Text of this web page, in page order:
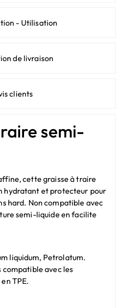
- Utilisation
de livraison
clients
semi-
cette graisse à traire
hydratant et protecteur pour
hard. Non compatible avec
semi-liquide en facilite
liquidum, Petrolatum.
compatible avec les
TPE.